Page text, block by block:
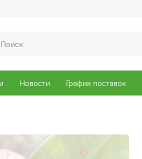
Новости График поставок